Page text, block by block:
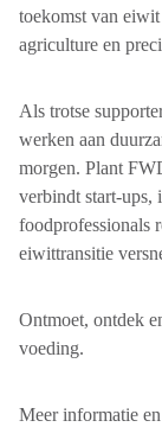
toekomst van
agriculture en
Als trotse
werken aan
morgen. Plant
verbindt start-ups,
foodprofessionals
eiwittransitie
Ontmoet, ontdek
voeding.
Meer informatie